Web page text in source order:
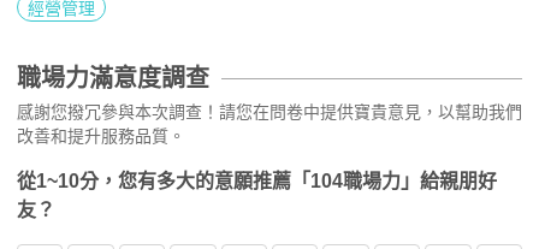
經營管理
職場力滿意度調查
感謝您撥冗參與本次調查！請您在問卷中提供寶貴意見，以幫助我們
改善和提升服務品質。
從1~10分，您有多大的意願推薦「104職場力」給親朋好
友？